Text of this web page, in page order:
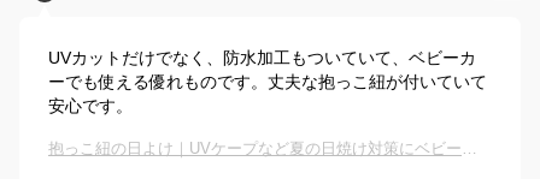
UVカットだけでなく、防水加工もついていて、ベビーカ
ーでも使える優れものです。丈夫な抱っこ紐が付いていて
安心です。
抱っこ紐の日よけ｜UVケープなど夏の日焼け対策にベビー用カバーのおすすめは？